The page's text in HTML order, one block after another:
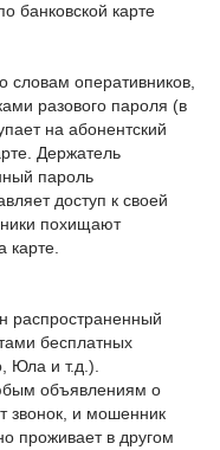
банковской карте
оперативников,
разового пароля (в
на абонентский
Держатель
пароль
доступ к своей
похищают
карте.
распространенный
бесплатных
Юла и т.д.).
объявлениям о
звонок, и мошенник
проживает в другом